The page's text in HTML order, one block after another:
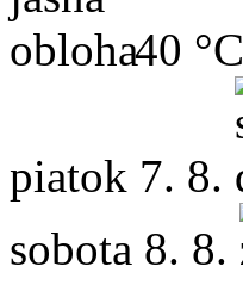
40 °C
piatok 7. 8.
sobota 8. 8.